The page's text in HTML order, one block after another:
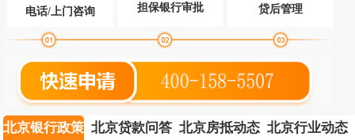
电话/上门咨询 担保银行审批 贷后管理
北京银行政策 北京贷款问答 北京房抵动态 北京行业动态